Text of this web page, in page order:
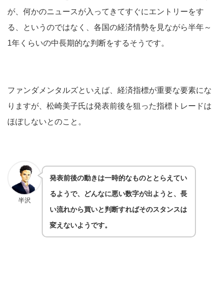
が、何かのニュースが入ってきてすぐにエントリーをす
る、というのではなく、各国の経済情勢を見ながら半年～
1年くらいの中長期的な判断をするそうです。
ファンダメンタルズといえば、経済指標が重要な要素にな
りますが、松崎美子氏は発表前後を狙った指標トレードは
ほぼしないとのこと。
半沢
発表前後の動きは一時的なものととらえてい
るようで、どんなに悪い数字が出ようと、長
い流れから買いと判断すればそのスタンスは
変えないようです。